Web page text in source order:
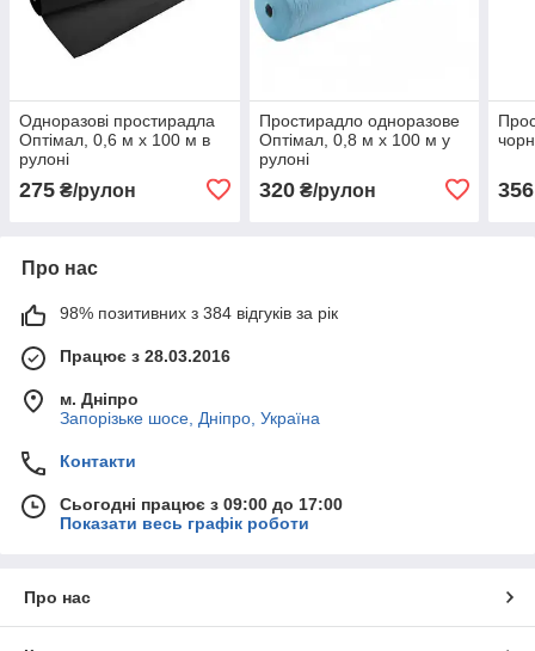
Одноразові простирадла
Оптімал, 0,6 м х 100 м в
рулоні
275 ₴/рулон
Простирадло одноразове
Оптімал, 0,8 м х 100 м у
рулоні
320₴/рулон 356
Про нас
98% позитивних з 384 відгуків за рік
Працює з 28.03.2016
м. Дніпро
Запорізьке шосе, Дніпро, Україна
Контакти
Сьогодні працює з 09:00 до 17:00
Показати весь графік роботи
Про нас